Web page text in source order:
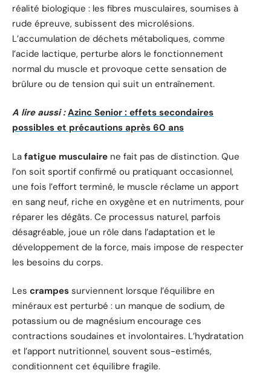
réalité biologique : les fibres musculaires, soumises à
rude épreuve, subissent des microlésions.
L’accumulation de déchets métaboliques, comme
l’acide lactique, perturbe alors le fonctionnement
normal du muscle et provoque cette sensation de
brûlure ou de tension qui suit un entraînement.
A lire aussi : Azinc Senior : effets secondaires
possibles et précautions après 60 ans
La fatigue musculaire ne fait pas de distinction. Que
l’on soit sportif confirmé ou pratiquant occasionnel,
une fois l’effort terminé, le muscle réclame un apport
en sang neuf, riche en oxygène et en nutriments, pour
réparer les dégâts. Ce processus naturel, parfois
désagréable, joue un rôle dans l’adaptation et le
développement de la force, mais impose de respecter
les besoins du corps.
Les crampes surviennent lorsque l’équilibre en
minéraux est perturbé : un manque de sodium, de
potassium ou de magnésium encourage ces
contractions soudaines et involontaires. L’hydratation
et l’apport nutritionnel, souvent sous-estimés,
conditionnent cet équilibre fragile.